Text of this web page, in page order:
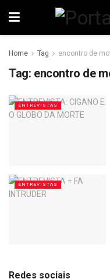
Home Tag encontro de
Tag: encontro de
ENTREVISTAS
ENTREVISTAS
Redes sociais